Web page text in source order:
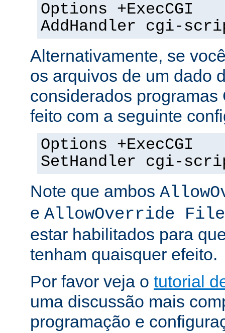
Options +ExecCGI
AddHandler cgi-
Alternativamente, se
os arquivos de um dado
considerados programas
feito com a seguinte
Options +ExecCGI
SetHandler cgi-
Note que ambos
e AllowOverride
estar habilitados para
tenham quaisquer efeito.
Por favor veja o tutorial
uma discussão mais
programação e